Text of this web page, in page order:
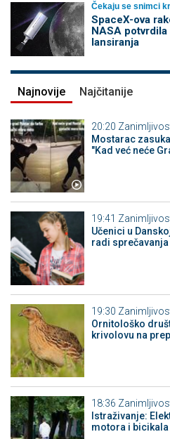
Čekaju se snimci
SpaceX-ova
NASA
lansiranja
Najnovije Najčitanije
20:20
Mostarac
"Kad već neće
19:41
Učenici u
radi
19:30
Ornitološko
krivolovu na
18:36
Istraživanje:
motora i bicikala